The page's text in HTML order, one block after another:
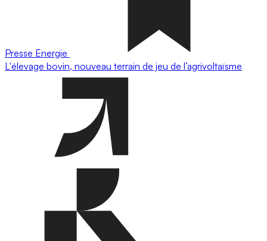
Presse Energie
L'élevage bovin, nouveau terrain de jeu de l’agrivoltaïsme